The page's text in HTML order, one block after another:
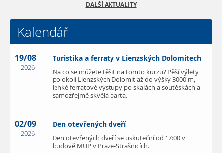
DALŠÍ AKTUALITY
Kalendář
19/08
2026
Turistika a ferraty v Lienzských Dolomitech
Na co se můžete těšit na tomto kurzu? Pěší výlety
po okolí Lienzských Dolomit až do výšky 3000 m,
lehké ferratové výstupy po skalách a soutěskách a
samozřejmě skvělá parta.
02/09
2026
Den otevřených dveří
Den otevřených dveří se uskuteční od 17:00 v
budově MUP v Praze-Strašnicích.